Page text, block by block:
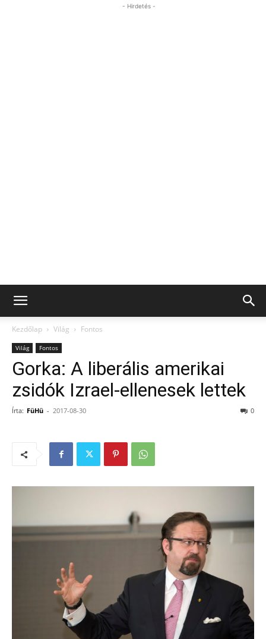
- Hirdetés -
Kezdőlap Világ Fontos
Világ Fontos
Gorka: A liberális amerikai
zsidók Izrael-ellenesek lettek
Írta: FüHü - 2017-08-30 0